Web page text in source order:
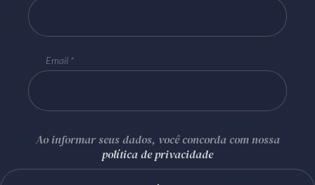
Email
Ao informar seus dados, você concorda com nossa
política de privacidade